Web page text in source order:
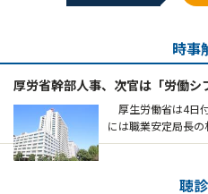
時事
厚労省幹部人事、次官は「労働シ
厚生労働省は4日
には職業安定局長
聴